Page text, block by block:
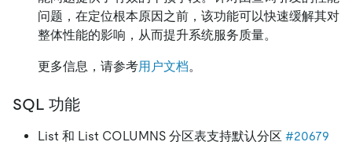
问题，在定位根本原因之前，该功能可以快速缓解其对
整体性能的影响，从而提升系统服务质量。
更多信息，请参考用户文档。
SQL 功能
List 和 List COLUMNS 分区表支持默认分区 #20679